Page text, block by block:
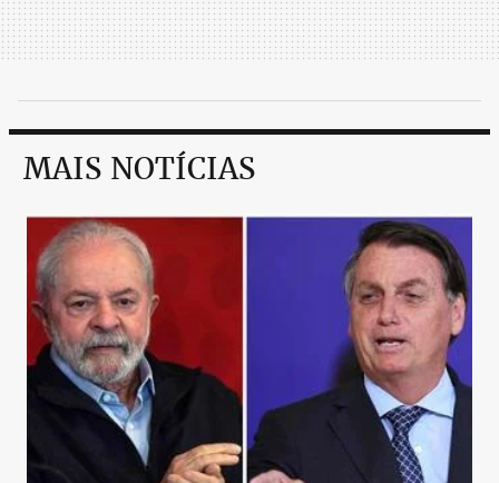
MAIS NOTÍCIAS